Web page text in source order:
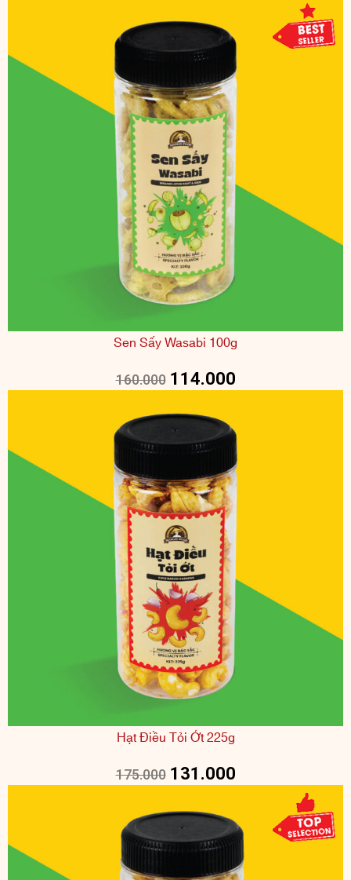
Sen Sấy Wasabi 100g
160.000 114.000
Hạt Điều Tỏi Ớt 225g
175.000 131.000